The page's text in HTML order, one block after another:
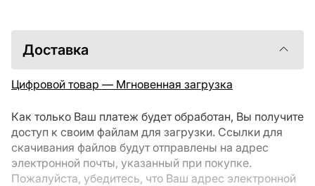
Доставка
Цифровой товар — Мгновенная загрузка
Как только Ваш платеж будет обработан, Вы получите
доступ к своим файлам для загрузки. Ссылки для
скачивания файлов будут отправлены на адрес
электронной почты, указанный при покупке.
Пожалуйста, убедитесь, что Ваш адрес электронной